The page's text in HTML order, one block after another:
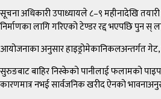
सूचना अधिकारी उपाध्यायले ८–९ महीनादेखि
निर्माणका लागि गरिएको टेण्डर रद्द भएपछि पुन
आयोजनाका अनुसार हाइड्रोमेकानिकलअन्तर्गत
सुरुङबाट बाहिर निस्केको पानीलाई फलामको
कारणमात्र नभई सार्वजनिक खरीद ऐनको